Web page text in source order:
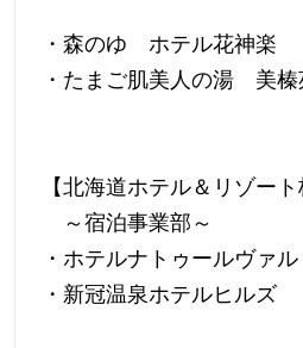
・森のゆ ホテル花神楽
・たまご肌美人の湯 美榛
【北海道ホテル＆リゾート
～宿泊事業部～
・ホテルナトゥールヴァ
・新冠温泉ホテルヒルズ